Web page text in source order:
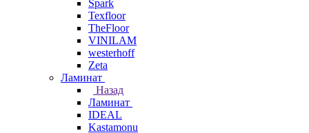
Spark
Texfloor
TheFloor
VINILAM
westerhoff
Zeta
Ламинат
Назад
Ламинат
IDEAL
Kastamonu